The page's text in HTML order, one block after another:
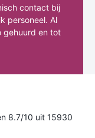
contact bij
personeel. Al
gehuurd en tot
8.7/10 uit 15930